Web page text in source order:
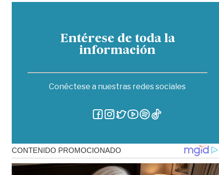
Entérese de toda la
información
Conéctese a nuestras redes sociales